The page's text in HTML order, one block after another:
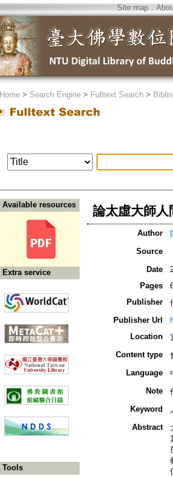
Site map．
Home> Search Engine> Fulltext Search>
Available resources
Extra service
Tools
論太虛大師人
Author
Source
Date
Pages
Publisher
Publisher Url
Location
Content type
Language
Note
Keyword
Abstract